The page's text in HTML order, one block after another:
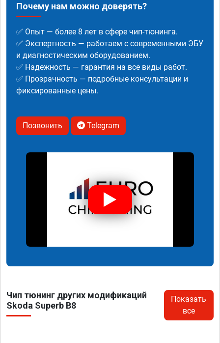
Почему нам можно доверять?
✅ Опыт — более 8 лет в сфере чип-тюнинга.
✅ Экспертность — работаем с современными ЭБУ
и диагностическим оборудованием.
✅ Надежность — гарантия на все виды работ.
✅ Прозрачность — подробные консультации и
фиксированные цены.
Позвонить Telegram
Чип тюнинг других модификаций
Skoda Superb B8
Показать
все